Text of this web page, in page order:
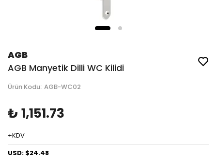
AGB
AGB Manyetik Dilli WC Kilidi
Ürün Kodu: AGB-WC02
₺ 1,151.73
+KDV
USD: $24.48